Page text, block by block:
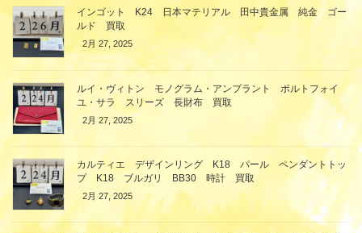
インゴット K24 日本マテリアル 田中貴金属 純金 ゴー
ルド 買取
2月 27, 2025
ルイ・ヴィトン モノグラム・アンプラント ポルトフォイ
ユ・サラ スリーズ 長財布 買取
2月 27, 2025
カルティエ デザインリング K18 パール ペンダントトッ
プ K18 ブルガリ BB30 時計 買取
2月 27, 2025